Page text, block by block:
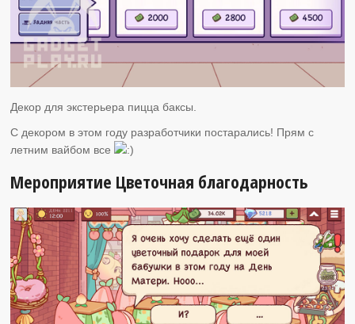
Декор для экстерьера пицца баксы.
С декором в этом году разработчики постарались! Прям с
летним вайбом все
Мероприятие Цветочная благодарность